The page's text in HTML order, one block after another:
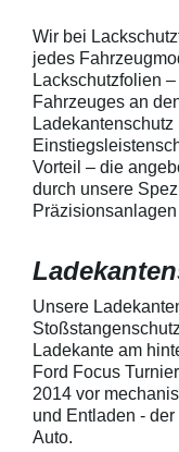
kontaktieren
telefonisch.
Stück
Griffmulden
Merkmale Spezielle Vinylfolie mit
Kratzer und
geeignet
150
Lack in der
unschönen
Fingenägel
Wir bei
jedes
Lackschutzfolien
Fahrzeuges an
Ladekantenschutz
Vorteil – die
durch unsere
Unsere
Ladekante am
Ford Focus
2014 vor
und Entladen -
Auto.